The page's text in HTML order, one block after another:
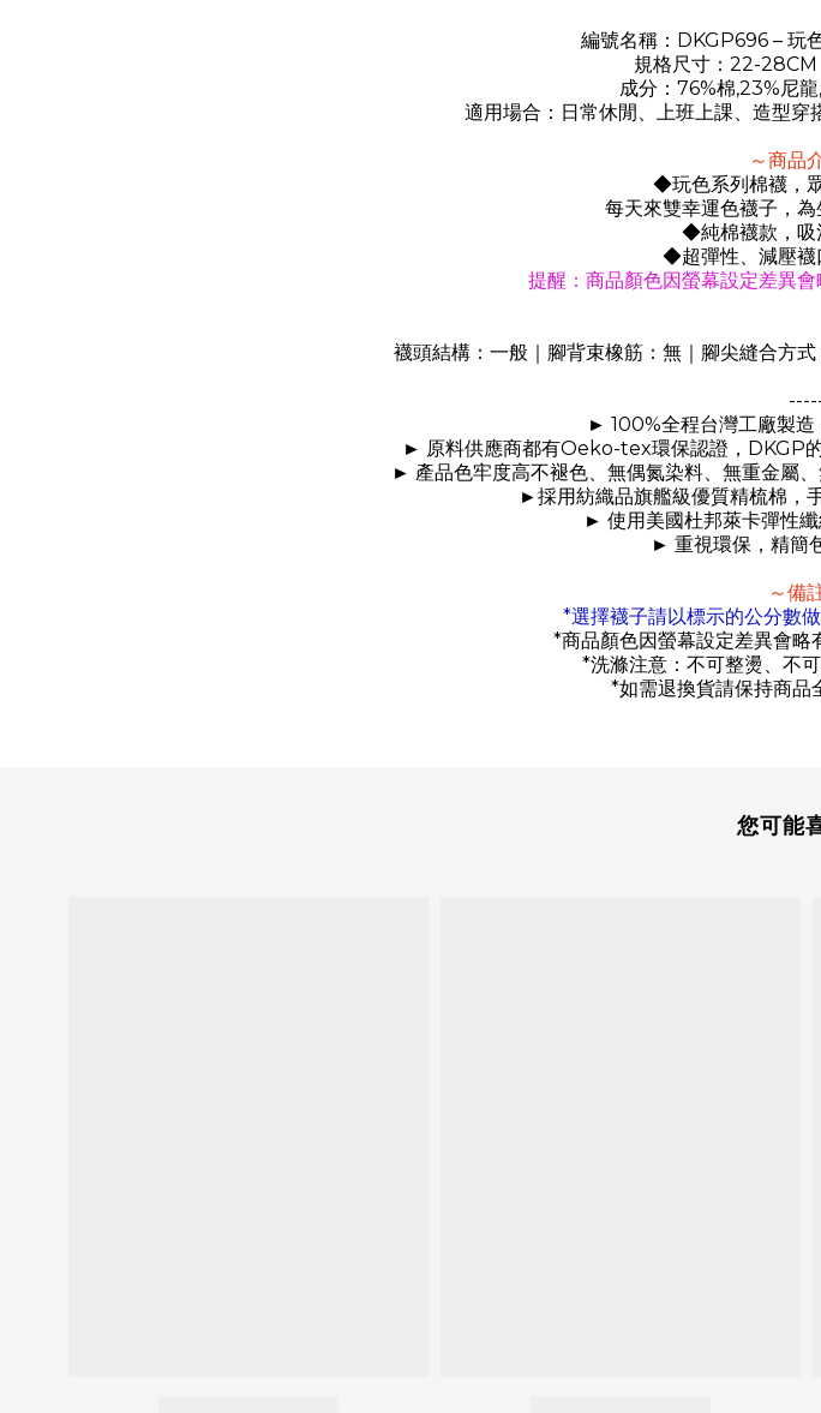
編號名稱： DKGP696 – 玩
規格尺寸： 22-28CM
成分： 76%棉,23%尼龍
適用場合：日常休閒、上班上課、造型
～商品
◆玩色系列棉襪，
每天來雙幸運色襪子，為
◆純棉襪款，吸
◆超彈性、減壓襪
提醒：商品顏色因螢幕設定差異
襪頭結構：一般｜腳背束橡筋：無｜腳尖縫合方
► 100%全程台灣工廠製造
► 原料供應商都有Oeko-tex環保認證， DKGP
► 產品色牢度高不褪色、無偶氮染料、無重金屬
►採用紡織品旗艦級優質精梳棉，
► 使用美國杜邦萊卡彈性
► 重視環保，精簡
～備
*選擇襪子請以標示的公分數
*商品顏色因螢幕設定差異會略
*洗滌注意：不可整燙、不
*如需退換貨請保持商品
您可能